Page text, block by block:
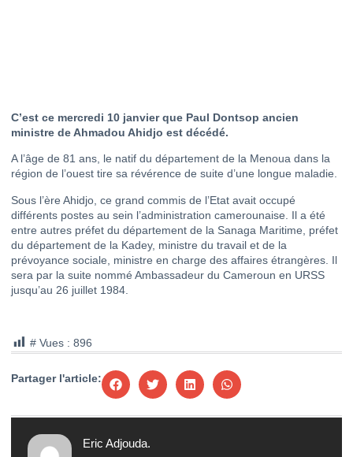
C’est ce mercredi 10 janvier que Paul Dontsop ancien
ministre de Ahmadou Ahidjo est décédé.
A l’âge de 81 ans, le natif du département de la Menoua dans la
région de l’ouest tire sa révérence de suite d’une longue maladie.
Sous l’ère Ahidjo, ce grand commis de l’Etat avait occupé
différents postes au sein l’administration camerounaise. Il a été
entre autres préfet du département de la Sanaga Maritime, préfet
du département de la Kadey, ministre du travail et de la
prévoyance sociale, ministre en charge des affaires étrangères. Il
sera par la suite nommé Ambassadeur du Cameroun en URSS
jusqu’au 26 juillet 1984.
# Vues : 896
Partager l'article:
Eric Adjouda.